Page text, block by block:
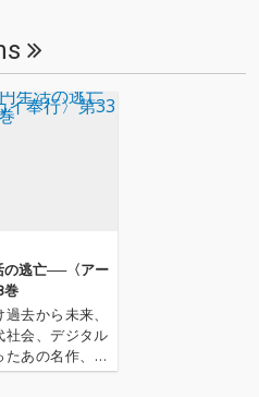
の逃亡──〈アー
巻
去から未来、
社会、デジタル
あの名作、こ
とつにまとめる